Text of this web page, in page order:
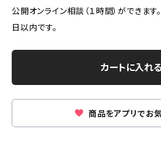
公開オンライン相談（１時間）ができま
日以内です。
カートに入れる
商品をアプリでお